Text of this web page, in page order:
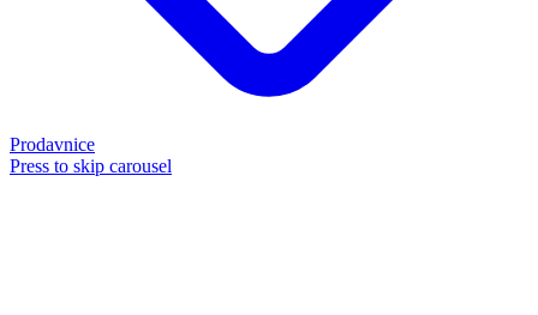
Prodavnice
Press to skip carousel